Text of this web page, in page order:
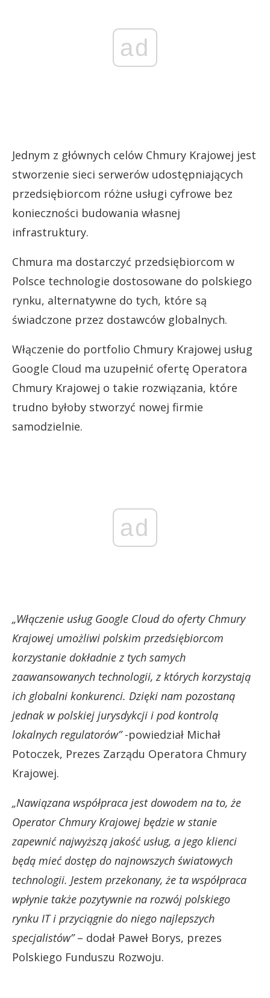
ad
Jednym z głównych celów Chmury Krajowej jest
stworzenie sieci serwerów udostępniających
przedsiębiorcom różne usługi cyfrowe bez
konieczności budowania własnej
infrastruktury.
Chmura ma dostarczyć przedsiębiorcom w
Polsce technologie dostosowane do polskiego
rynku, alternatywne do tych, które są
świadczone przez dostawców globalnych.
Włączenie do portfolio Chmury Krajowej usług
Google Cloud ma uzupełnić ofertę Operatora
Chmury Krajowej o takie rozwiązania, które
trudno byłoby stworzyć nowej firmie
samodzielnie.
ad
„Włączenie usług Google Cloud do oferty Chmury
Krajowej umożliwi polskim przedsiębiorcom
korzystanie dokładnie z tych samych
zaawansowanych technologii, z których korzystają
ich globalni konkurenci. Dzięki nam pozostaną
jednak w polskiej jurysdykcji i pod kontrolą
lokalnych regulatorów”-powiedział Michał
Potoczek, Prezes Zarządu Operatora Chmury
Krajowej.
„Nawiązana współpraca jest dowodem na to, że
Operator Chmury Krajowej będzie w stanie
zapewnić najwyższą jakość usług, a jego klienci
będą mieć dostęp do najnowszych światowych
technologii. Jestem przekonany, że ta współpraca
wpłynie także pozytywnie na rozwój polskiego
rynku IT i przyciągnie do niego najlepszych
specjalistów”– dodał Paweł Borys, prezes
Polskiego Funduszu Rozwoju.